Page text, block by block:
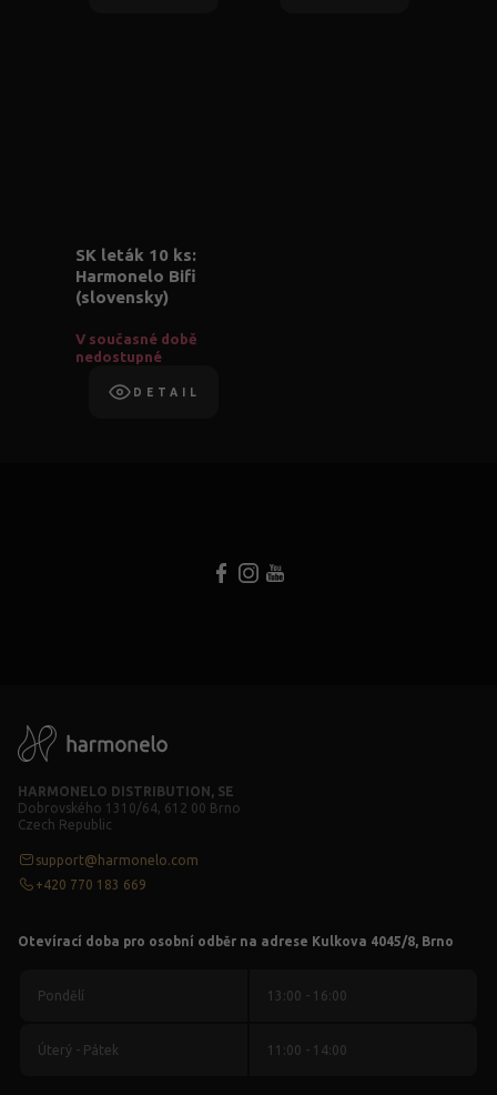
SK leták 10 ks:
Harmonelo Bifi
(slovensky)
V současné době
nedostupné
DETAIL
HARMONELO DISTRIBUTION, SE
Dobrovského 1310/64, 612 00 Brno
Czech Republic
support@harmonelo.com
+420 770 183 669
Otevírací doba pro osobní odběr na adrese Kulkova 4045/8, Brno
Pondělí 13:00 - 16:00
Úterý - Pátek 11:00 - 14:00